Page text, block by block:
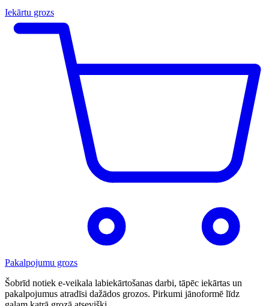
Iekārtu grozs
Pakalpojumu grozs
Šobrīd notiek e-veikala labiekārtošanas darbi, tāpēc iekārtas un
pakalpojumus atradīsi dažādos grozos. Pirkumi jānoformē līdz